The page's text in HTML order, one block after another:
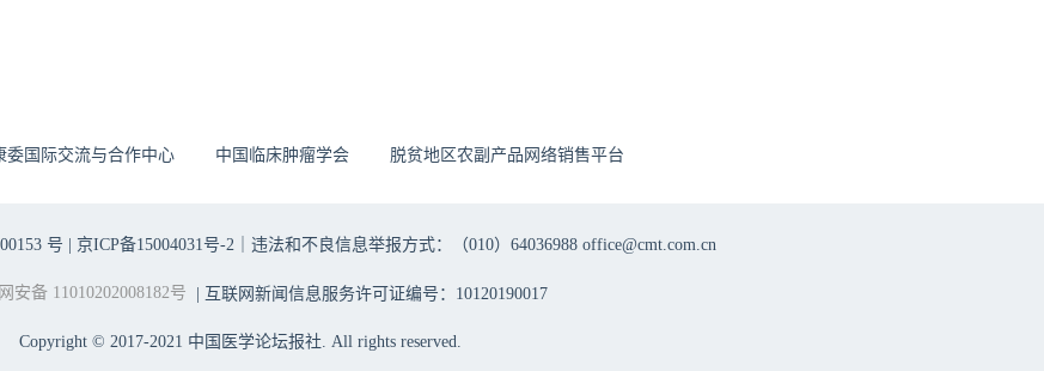
委国际交流与合作中心 中国临床肿瘤学会 脱贫地区农副产品网络销售平台
号 | 京ICP备15004031号-2｜违法和不良信息举报方式：（010）64036988 office@cmt.com.cn
安备 11010202008182号 | 互联网新闻信息服务许可证编号：10120190017
Copyright © 2017-2021 中国医学论坛报社. All rights reserved.